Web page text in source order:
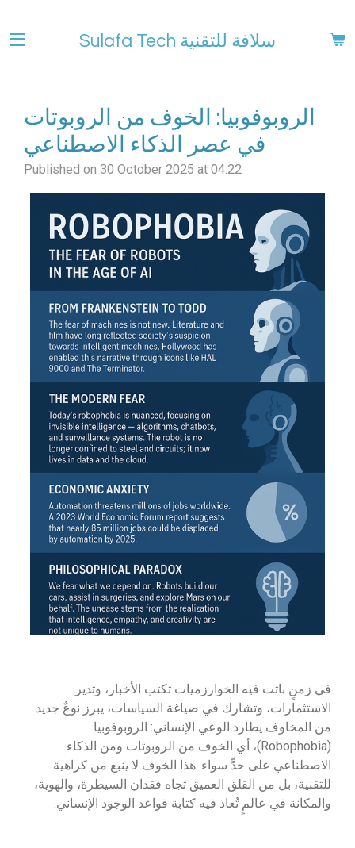
to
Sulafa Tech سلافة للتقنية
الروبوفوبيا: الخوف من الروبوتات
في عصر الذكاء الاصطناعي
Published on 30 October 2025 at 04:22
في زمنٍ باتت فيه الخوارزميات تكتب الأخبار، وتدير
الاستثمارات، وتشارك في صياغة السياسات، يبرز نوعٌ جديد
من المخاوف يطارد الوعي الإنساني: الروبوفوبيا
(Robophobia)، أي الخوف من الروبوتات ومن الذكاء
الاصطناعي على حدٍّ سواء. هذا الخوف لا ينبع من كراهية
للتقنية، بل من القلق العميق تجاه فقدان السيطرة، والهوية،
والمكانة في عالمٍ تُعاد فيه كتابة قواعد الوجود الإنساني.